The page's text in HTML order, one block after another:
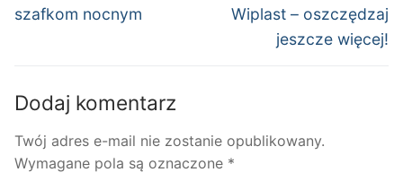
szafkom nocnym
Wiplast – oszczędzaj
jeszcze więcej!
Dodaj komentarz
Twój adres e-mail nie zostanie opublikowany.
Wymagane pola są oznaczone *